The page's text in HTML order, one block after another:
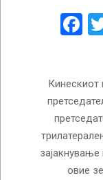
Кинескиот
овие